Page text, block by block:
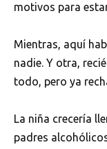
motivos para
Mientras, aquí
nadie. Y otra,
todo, pero ya
La niña crecería
padres